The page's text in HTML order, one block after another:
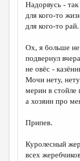
ДЕТСКАЯ
КНИЖНАЯ ПОЛКА
СТРАНИЦЫ
ОБЪЯВЛЕНИЯ
МАЛАЯ ПРОЗА
Надорвусь - так
для кого-то
для кого-то рай.
Ох, я больше не
подвернул
не овёс -
Мочи нету,
мерин в стойле
а хозяин про
Припев.
Куролесный
всех